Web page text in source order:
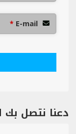
E-mail
*
دعنا نتصل بك